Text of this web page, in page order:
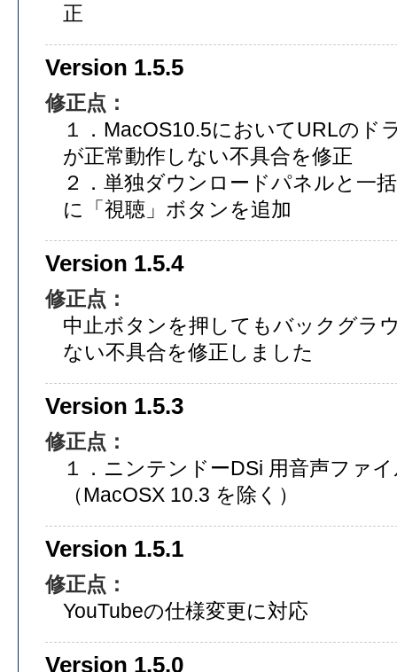
正
Version 1.5.5
修正点：
１．MacOS10.5においてURLのド
が正常動作しない不具合を修正
２．単独ダウンロードパネルと一
に「視聴」ボタンを追加
Version 1.5.4
修正点：
中止ボタンを押してもバックグラ
ない不具合を修正しました
Version 1.5.3
修正点：
１．ニンテンドーDSi 用音声ファ
（MacOSX 10.3 を除く）
Version 1.5.1
修正点：
YouTubeの仕様変更に対応
Version 1.5.0